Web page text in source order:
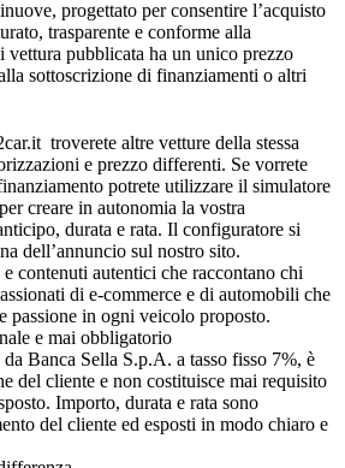
progettato per consentire l’acquisto
trasparente e conforme alla
pubblicata ha un unico prezzo
sottoscrizione di finanziamenti o altri
troverete altre vetture della stessa
e prezzo differenti. Se vorrete
potrete utilizzare il simulatore
creare in autonomia la vostra
durata e rata. Il configuratore si
dell’annuncio sul nostro sito.
contenuti autentici che raccontano chi
di e-commerce e di automobili che
passione in ogni veicolo proposto.
e mai obbligatorio
Banca Sella S.p.A. a tasso fisso 7%, è
del cliente e non costituisce mai requisito
Importo, durata e rata sono
del cliente ed esposti in modo chiaro e